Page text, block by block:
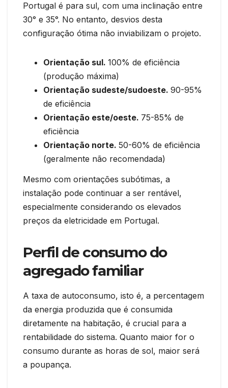
Portugal é para sul, com uma inclinação entre
30° e 35°. No entanto, desvios desta
configuração ótima não inviabilizam o projeto.
Orientação sul. 100% de eficiência
(produção máxima)
Orientação sudeste/sudoeste. 90-95%
de eficiência
Orientação este/oeste. 75-85% de
eficiência
Orientação norte. 50-60% de eficiência
(geralmente não recomendada)
Mesmo com orientações subótimas, a
instalação pode continuar a ser rentável,
especialmente considerando os elevados
preços da eletricidade em Portugal.
Perfil de consumo do
agregado familiar
A taxa de autoconsumo, isto é, a percentagem
da energia produzida que é consumida
diretamente na habitação, é crucial para a
rentabilidade do sistema. Quanto maior for o
consumo durante as horas de sol, maior será
a poupança.